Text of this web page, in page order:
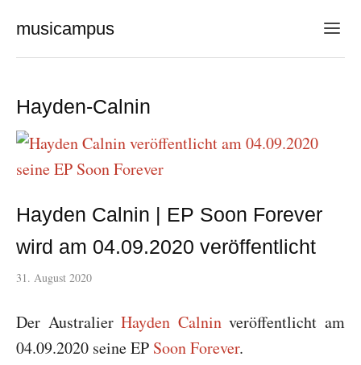
musicampus
Hayden-Calnin
Hayden Calnin | EP Soon Forever
wird am 04.09.2020 veröffentlicht
31. August 2020
Der AustralierHayden Calninveröffentlicht am
04.09.2020 seine EP Soon Forever.